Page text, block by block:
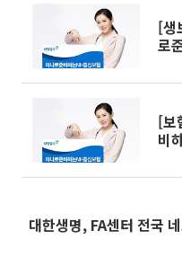
[생
로
[보
비
대한생명, FA센터 전국